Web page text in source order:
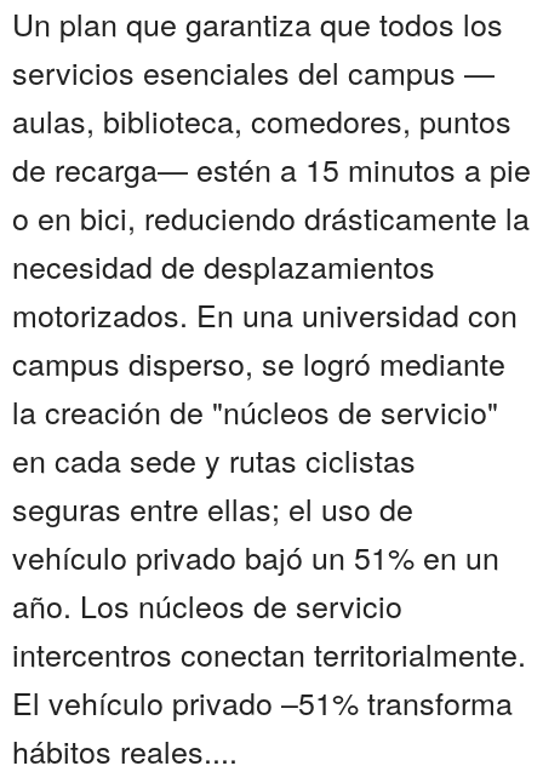
Un plan que garantiza que todos los
servicios esenciales del campus —
aulas, biblioteca, comedores, puntos
de recarga— estén a 15 minutos a pie
o en bici, reduciendo drásticamente la
necesidad de desplazamientos
motorizados. En una universidad con
campus disperso, se logró mediante
la creación de "núcleos de servicio"
en cada sede y rutas ciclistas
seguras entre ellas; el uso de
vehículo privado bajó un 51% en un
año. Los núcleos de servicio
intercentros conectan territorialmente.
El vehículo privado –51% transforma
hábitos reales....